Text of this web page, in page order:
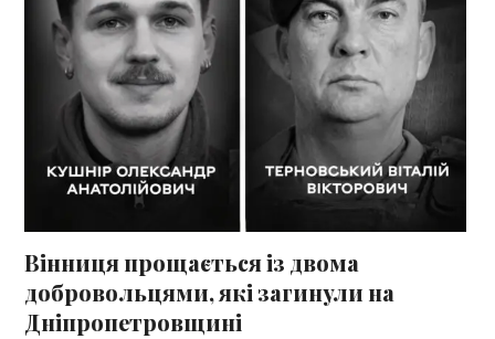
Вінниця прощається із двома
добровольцями, які загинули на
Дніпропетровщині